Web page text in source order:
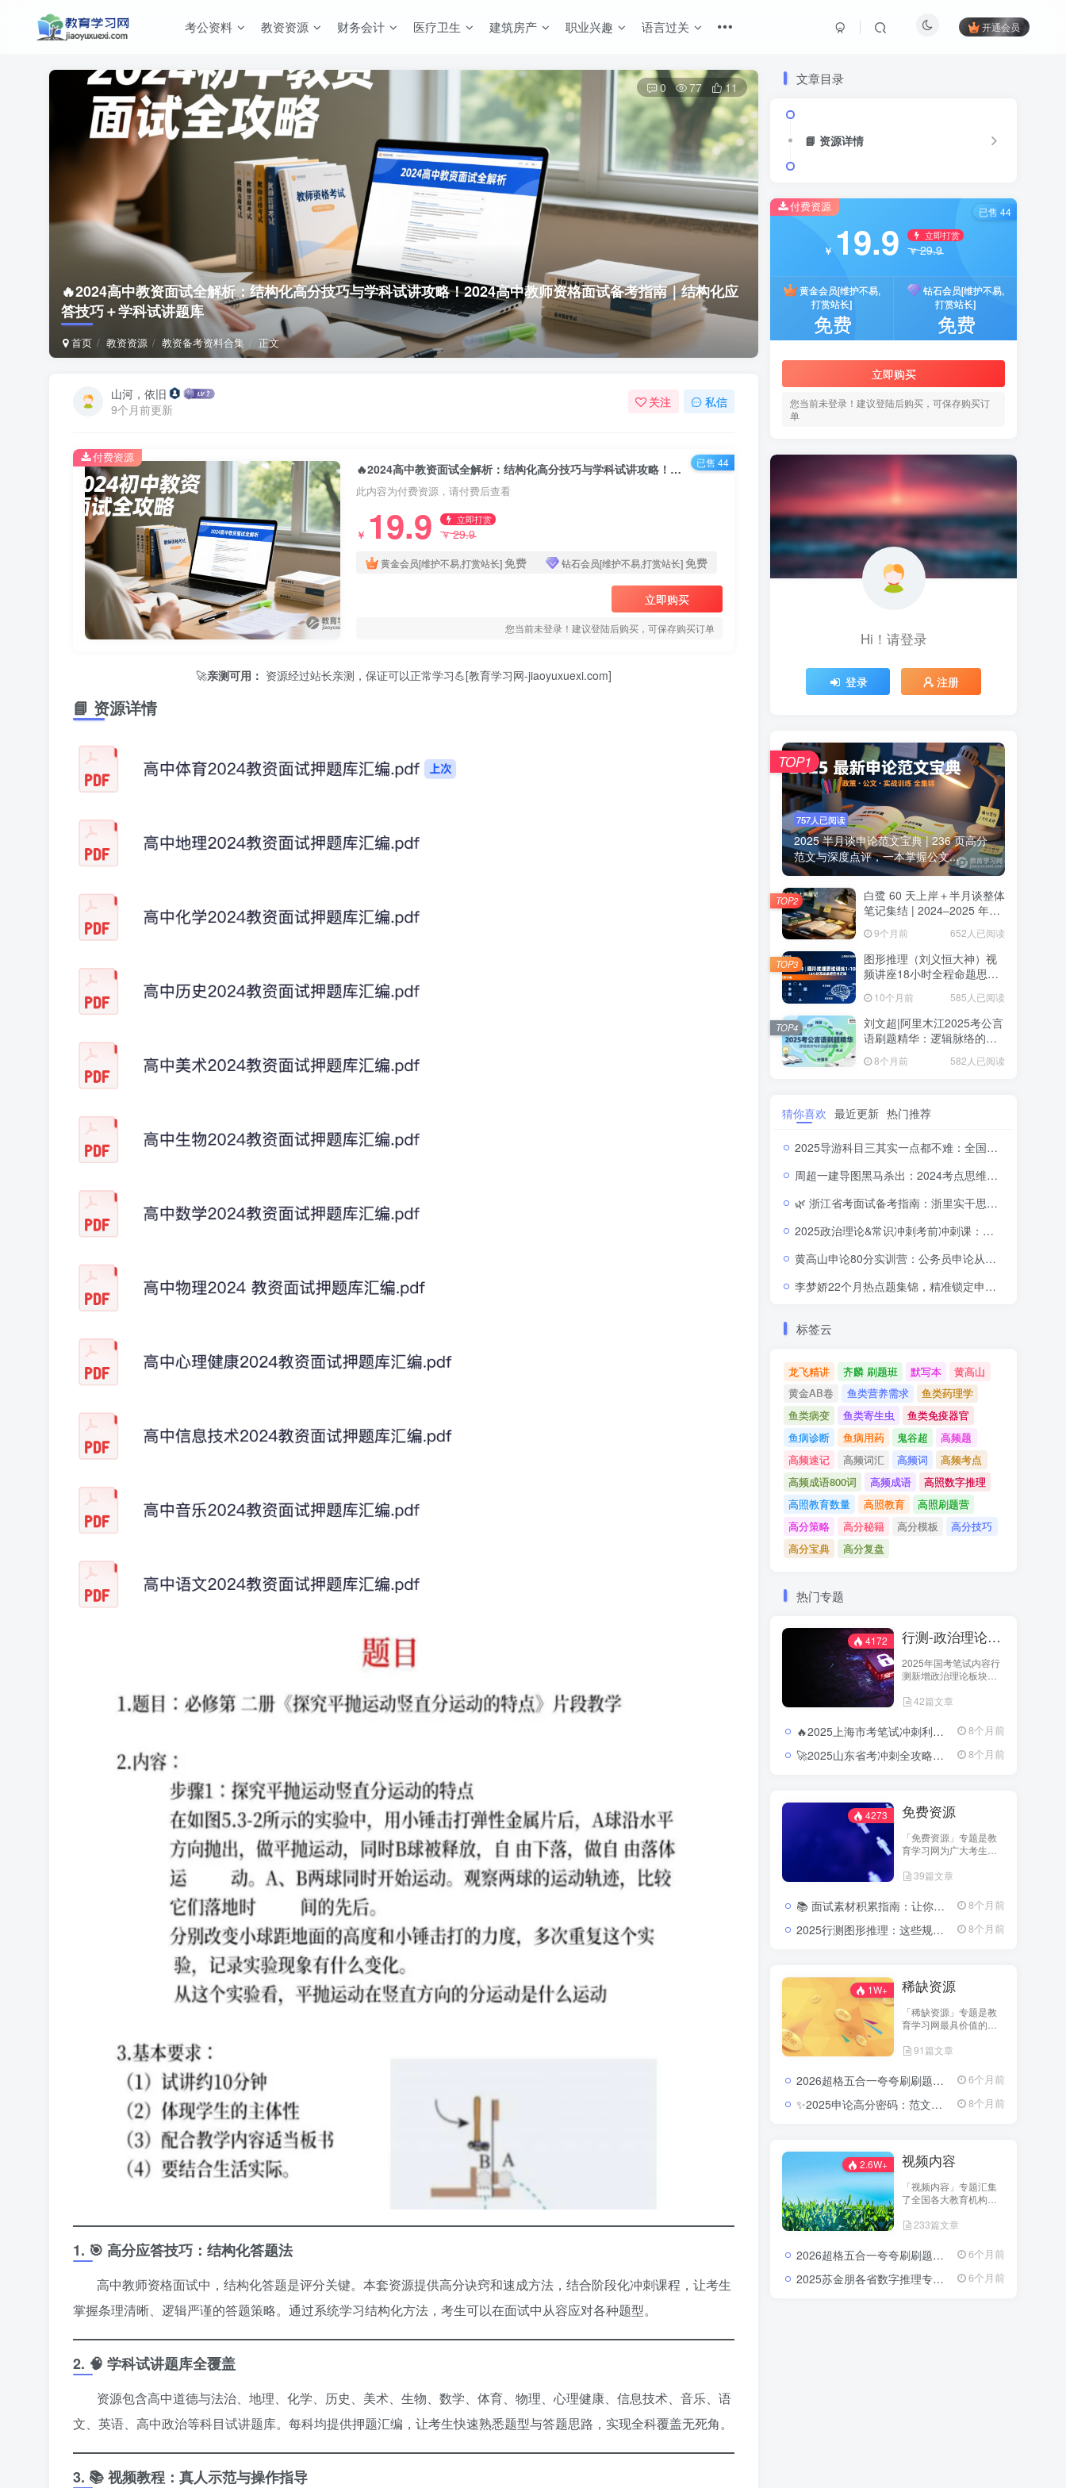
考公资料 教资资源 财务会计 医疗卫生 建筑房产 职业兴趣 语言过关 开通会员
🔥2024高中教资面试全解析：结构化高分技巧与学科试讲攻略！2024高中教师资格面试备考指南｜结构化应
答技巧＋学科试讲题库
首页 教资资源 教资备考资料合集 正文
0 77 11
山河，依旧
9个月前更新
关注 私信
🔥2024高中教资面试全解析：结构化高分技巧与学科试讲攻略！2024高中教师资格面试备考指南｜结构化应答技巧＋学科试讲题库
此内容为付费资源，请付费后查看
￥ 19.9 立即打赏
￥29.9
黄金会员[维护不易,打赏站长]免费 钻石会员[维护不易,打赏站长]免费
立即购买
您当前未登录！建议登陆后购买，可保存购买订单
付费资源 已售 44
🚀亲测可用： 资源经过站长亲测，保证可以正常学习💪[教育学习网-jiaoyuxuexi.com]
📘 资源详情
1. 🎯 高分应答技巧：结构化答题法
高中教师资格面试中，结构化答题是评分关键。本套资源提供高分诀窍和速成方法，结合阶段化冲刺课程，让考生
掌握条理清晰、逻辑严谨的答题策略。通过系统学习结构化方法，考生可以在面试中从容应对各种题型。
2. 🧠 学科试讲题库全覆盖
资源包含高中道德与法治、地理、化学、历史、美术、生物、数学、体育、物理、心理健康、信息技术、音乐、语
文、英语、高中政治等科目试讲题库。每科均提供押题汇编，让考生快速熟悉题型与答题思路，实现全科覆盖无死角。
3. 📚 视频教程：真人示范与操作指导
文章目录
📘 资源详情
付费资源
￥ 19.9 立即打赏
￥29.9
黄金会员[维护不易,
打赏站长]
免费
钻石会员[维护不易,
打赏站长]
免费
立即购买
您当前未登录！建议登陆后购买，可保存购买订
单
已售 44
Hi！请登录
登录 注册
757人已阅读
2025 半月谈申论范文宝典 | 236 页高分
范文与深度点评，一本掌握公文...
TOP1
白鹭 60 天上岸＋半月谈整体
笔记集结 | 2024–2025 年申
论思维全盘梳理白鹭半月谈
申论笔记全集：60天上岸＋
大作文＋小题＋解题总结
9个月前 652人已阅读
TOP2
图形推理（刘义恒大神）视
频讲座18小时全程命题思维
题10个月前 585人已阅读
TOP3
刘文超|阿里木江2025考公言
语刷题精华：逻辑脉络的轻
理解刷题视频课程
8个月前 582人已阅读
TOP4
猜你喜欢 最近更新 热门推荐
2025导游科目三其实一点都不难：全国导游基础知识视频教程深度拆解与记忆秘籍
周超一建导图黑马杀出：2024考点思维地图，建筑实务高分从此零门槛！
🌿 浙江省考面试备考指南：浙里实干思维，诗画江南逐梦共同富裕
2025政治理论&常识冲刺考前冲刺课：高效提分，轻松应对公务员考试
黄高山申论80分实训营：公务员申论从入门到精通的逻辑解码
李梦娇22个月热点题集锦，精准锁定申论金题上岸秘籍
标签云
龙飞精讲 齐麟 刷题班 默写本
黄高山
黄金AB卷
鱼类营养需求
鱼类药理学
鱼类病变
鱼类寄生虫
鱼类免疫器官
鱼病诊断
鱼病用药 鬼谷超
高频题
高频速记
高频词汇 高频词
高频考点
高频成语800词
高频成语
高照数字推理
高照教育数量
高照教育
高照刷题营
高分策略
高分秘籍 高分模板
高分技巧
高分宝典
高分复盘
热门专题
4172 行测-政治理论（国考2025新增科目）
2025年国考笔试内容行
测新增政治理论板块，
五大板块变成六大板
治理论、常识判断、言
语理解与表达、数量关
系、判断推理和资料分
析六大板块。教育学习
习和温故。
42篇文章
🔥2025上海市考笔试冲刺利器：押题卷与模块冲刺的精准结合2025上海市考行测押题卷及冲刺资料合集 8个月前
🚀2025山东省考冲刺全攻略：押题预测与时政热点直击核心2025山东省考行测押题卷及申论预测合集 8个月前
4273 免费资源
「免费资源」专题是教
育学习网为广大考生打
里汇集了来自主流教育
内容，包括历年真题、
考点讲义、笔记汇编、
复习计划表等，全站免
费开放下载。 无论你是
到高质量的资料资源，
“零成本高效率”的学习体
验。 我们相信——知识
的起点从免费开始。
39篇文章
📚 面试素材积累指南：让你的答案瞬间有厚度、有高度2026公务员面试素材积累：高频热点与表达技巧 8个月前
2025行测图形推理：这些规律一抓就准，分数直线上升2025公务员行测图形推理考点分析与实战模拟视频教程 8个月前
1W+ 稀缺资源
「稀缺资源」专题是教
育学习网最具价值的资
类珍稀、高质量的考试
队内部讲义、历年未公
开真题、预测密卷、实
战笔记等，全部内容经
过严格筛选与分类整
可为考生提供更深层次
的复习指导与应试策略
探索到他人无法轻易获
取的核心学习资料，让
向感。
91篇文章
2026超格五合一夸夸刷刷题营：把行测申论的每个模块都刷成你的得分习惯2026超格行测申论五合一夸夸刷刷题营资源 6个月前
✨2025申论高分密码：范文模板与规范词的系统进阶路径(含半月谈内部资料多份)2025公务员申论范文及模板合集 8个月前
2.6W+ 视频内容
「视频内容」专题汇集
了全国各大教育机构的
统班、冲刺班、专项突
型。 每一套课程都由资
深讲师录制，注重逻辑
梳理与实战演练，内容
紧扣最新考试大纲，覆
233篇文章
2026超格五合一夸夸刷刷题营：把行测申论的每个模块都刷成你的得分习惯2026超格行测申论五合一夸夸刷刷题营资源 6个月前
2025苏金朋各省数字推理专项：真题一过，省考数列规律全在掌握中2025苏金朋各省数字推理专项真题课资源 6个月前